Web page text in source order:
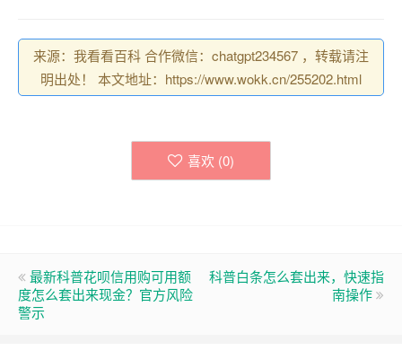
来源：我看看百科 合作微信：chatgpt234567 ，转载请注
明出处！ 本文地址：https://www.wokk.cn/255202.html
喜欢 (0)
最新科普花呗信用购可用额
度怎么套出来现金？官方风险
警示
科普白条怎么套出来，快速指
南操作